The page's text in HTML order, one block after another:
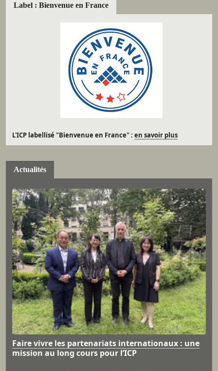
Label : Bienvenue en France
L'ICP labellisé "Bienvenue en France" : en savoir plus
Actualités
Faire vivre les partenariats internationaux : une
mission au long cours pour l’ICP